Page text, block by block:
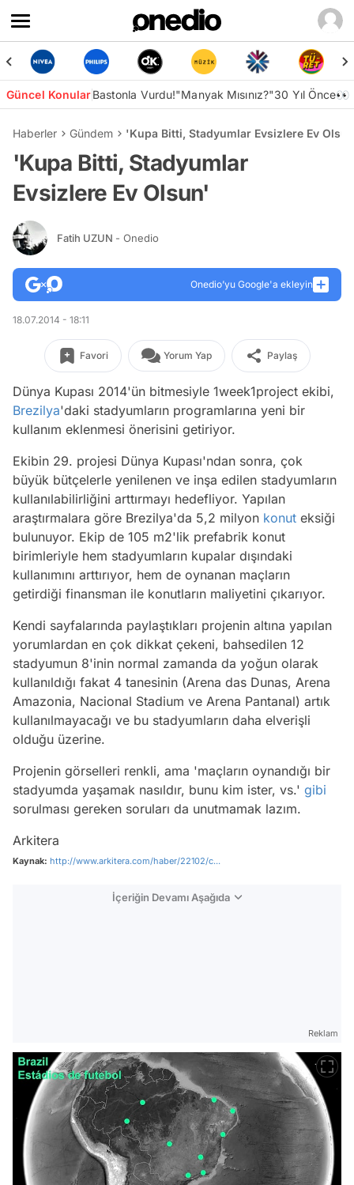
Güncel KonularBastonla Vurdu!"Manyak Mısınız?"30 Yıl Önce👀
Haberler Gündem 'Kupa Bitti, Stadyumlar Evsizlere Ev
'Kupa Bitti, Stadyumlar
Evsizlere Ev Olsun'
Fatih UZUN - Onedio
Onedio’yu Google'a ekleyin
18.07.2014 - 18:11
Favori Yorum Yap Paylaş
Dünya Kupası 2014'ün bitmesiyle 1week1project ekibi,
Brezilya'daki stadyumların programlarına yeni bir
kullanım eklenmesi önerisini getiriyor.
Ekibin 29. projesi Dünya Kupası'ndan sonra, çok
büyük bütçelerle yenilenen ve inşa edilen stadyumların
kullanılabilirliğini arttırmayı hedefliyor. Yapılan
araştırmalara göre Brezilya'da 5,2 milyon konut eksiği
bulunuyor. Ekip de 105 m2'lik prefabrik konut
birimleriyle hem stadyumların kupalar dışındaki
kullanımını arttırıyor, hem de oynanan maçların
getirdiği finansman ile konutların maliyetini çıkarıyor.
Kendi sayfalarında paylaştıkları projenin altına yapılan
yorumlardan en çok dikkat çekeni, bahsedilen 12
stadyumun 8'inin normal zamanda da yoğun olarak
kullanıldığı fakat 4 tanesinin (Arena das Dunas, Arena
Amazonia, Nacional Stadium ve Arena Pantanal) artık
kullanılmayacağı ve bu stadyumların daha elverişli
olduğu üzerine.
Projenin görselleri renkli, ama 'maçların oynandığı bir
stadyumda yaşamak nasıldır, bunu kim ister, vs.' gibi
sorulması gereken soruları da unutmamak lazım.
Arkitera
Kaynak: http://www.arkitera.com/haber/22102/c...
İçeriğin Devamı Aşağıda
Reklam